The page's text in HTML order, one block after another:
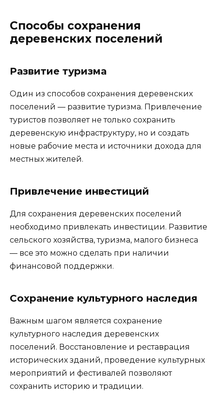
Способы сохранения
деревенских поселений
Развитие туризма
Один из способов сохранения деревенских
поселений — развитие туризма. Привлечение
туристов позволяет не только сохранить
деревенскую инфраструктуру, но и создать
новые рабочие места и источники дохода для
местных жителей.
Привлечение инвестиций
Для сохранения деревенских поселений
необходимо привлекать инвестиции. Развитие
сельского хозяйства, туризма, малого бизнеса
— все это можно сделать при наличии
финансовой поддержки.
Сохранение культурного наследия
Важным шагом является сохранение
культурного наследия деревенских
поселений. Восстановление и реставрация
исторических зданий, проведение культурных
мероприятий и фестивалей позволяют
сохранить историю и традиции.